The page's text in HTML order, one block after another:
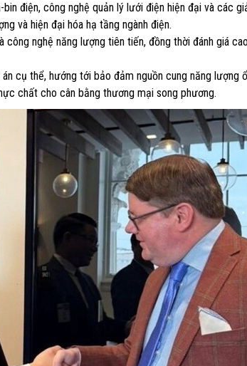
điện, công nghệ quản lý lưới điện hiện đại và các
và hiện đại hóa hạ tầng ngành điện.
nghệ năng lượng tiên tiến, đồng thời đánh giá
cụ thể, hướng tới bảo đảm nguồn cung năng lượng
chất cho cân bằng thương mại song phương.